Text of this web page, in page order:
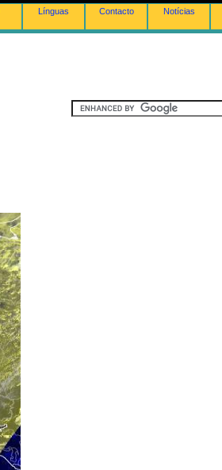
Línguas Contacto Notícias